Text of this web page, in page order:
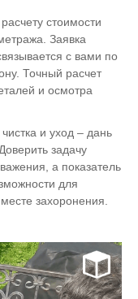
стоимости
Заявка
с вами по
Точный расчет
и осмотра
и уход – дань
задачу
а показатель
для
захоронения.